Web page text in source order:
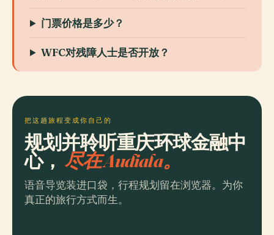
门票价格是多少？
WFC对残障人士是否开放？
把这趟旅程变成你自己的
规划并聆听重庆环球金融中
心， 尽在 Audiala。
语音导览装进口袋，行程规划留在浏览器。为你
真正的旅行方式而生。